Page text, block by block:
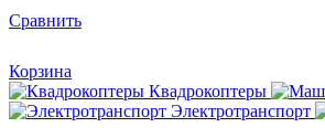
Сравнить
Корзина
Квадрокоптеры
Электротранспорт